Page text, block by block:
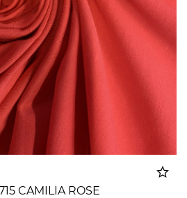
CAMILIA ROSE